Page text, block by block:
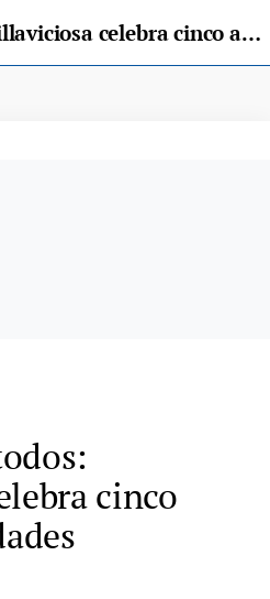
Ciencia para todos: Villaviciosa celebra cinco años de Navidades ConCiencia
cinco